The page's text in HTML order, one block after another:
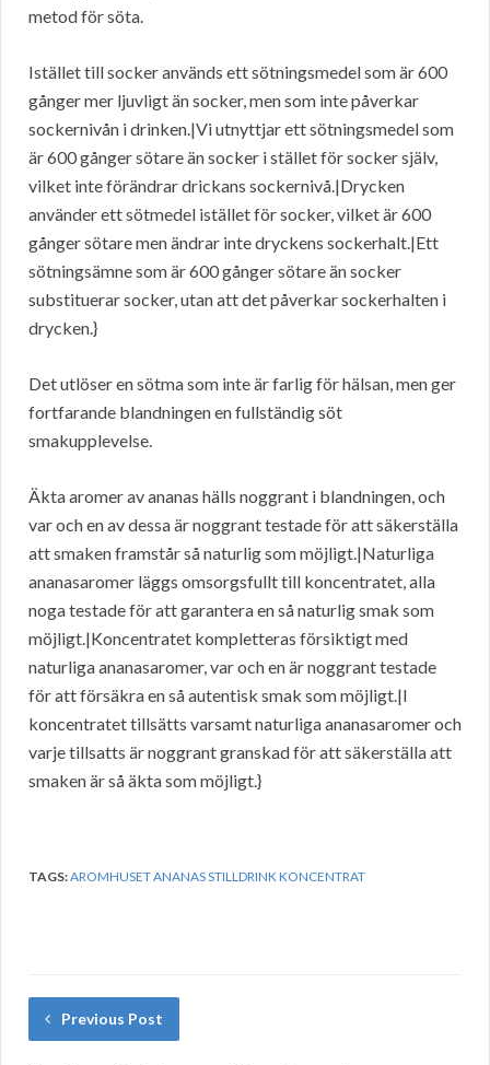
metod för söta.
Istället till socker används ett sötningsmedel som är 600
gånger mer ljuvligt än socker, men som inte påverkar
sockernivån i drinken.|Vi utnyttjar ett sötningsmedel som
är 600 gånger sötare än socker i stället för socker själv,
vilket inte förändrar drickans sockernivå.|Drycken
använder ett sötmedel istället för socker, vilket är 600
gånger sötare men ändrar inte dryckens sockerhalt.|Ett
sötningsämne som är 600 gånger sötare än socker
substituerar socker, utan att det påverkar sockerhalten i
drycken.}
Det utlöser en sötma som inte är farlig för hälsan, men ger
fortfarande blandningen en fullständig söt
smakupplevelse.
Äkta aromer av ananas hälls noggrant i blandningen, och
var och en av dessa är noggrant testade för att säkerställa
att smaken framstår så naturlig som möjligt.|Naturliga
ananasaromer läggs omsorgsfullt till koncentratet, alla
noga testade för att garantera en så naturlig smak som
möjligt.|Koncentratet kompletteras försiktigt med
naturliga ananasaromer, var och en är noggrant testade
för att försäkra en så autentisk smak som möjligt.|I
koncentratet tillsätts varsamt naturliga ananasaromer och
varje tillsatts är noggrant granskad för att säkerställa att
smaken är så äkta som möjligt.}
TAGS:AROMHUSET ANANAS STILLDRINK KONCENTRAT
Previous Post